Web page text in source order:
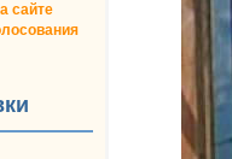
сайте